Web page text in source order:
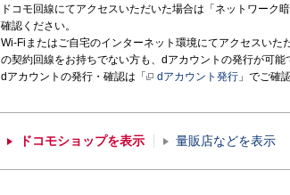
ドコモ回線にてアクセスいただいた場合は「ネットワーク
確認ください。
Wi-Fiまたはご自宅のインターネット環境にてアクセスい
の契約回線をお持ちでない方も、dアカウントの発行が可能
dアカウントの発行・確認は「
dアカウント発行 」でご確
ドコモショップを表示 量販店などを表示